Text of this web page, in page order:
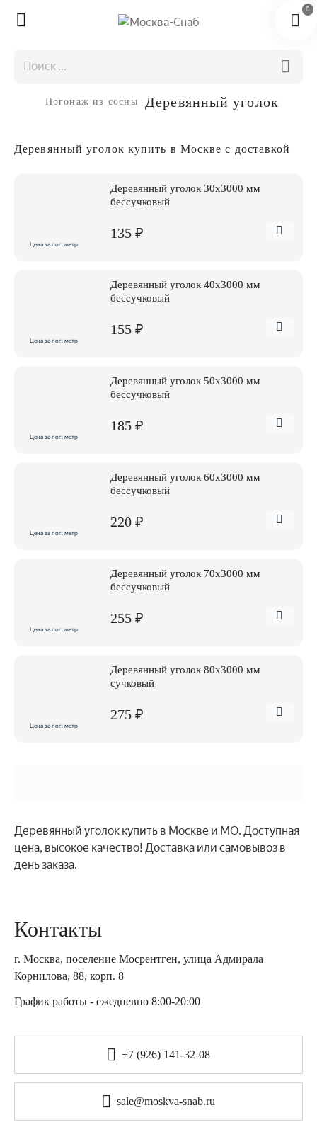
0
Погонаж из сосны Деревянный уголок
Деревянный уголок купить в Москве с доставкой
Деревянный уголок купить в Москве и МО. Доступная
цена, высокое качество! Доставка или самовывоз в
день заказа.
Цена за пог. метр
Деревянный уголок 30х3000 мм
бессучковый
135 ₽
Цена за пог. метр
Деревянный уголок 40х3000 мм
бессучковый
155 ₽
Цена за пог. метр
Деревянный уголок 50х3000 мм
бессучковый
185 ₽
Цена за пог. метр
Деревянный уголок 60х3000 мм
бессучковый
220 ₽
Цена за пог. метр
Деревянный уголок 70х3000 мм
бессучковый
255 ₽
Цена за пог. метр
Деревянный уголок 80х3000 мм
сучковый
275 ₽
Контакты
г. Москва, поселение Мосрентген, улица Адмирала
Корнилова, 88, корп. 8
График работы - ежедневно 8:00-20:00
+7 (926) 141-32-08
sale@moskva-snab.ru